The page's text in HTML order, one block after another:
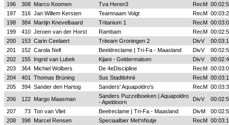
196
308 Marco Koomen Tva Heren3 RecM
197
316 Jan Willem Kersten Teamnaam Volgt RecM
198
384 Martijn Knevelbaard Tritanium 1 RecM
199
410 Jeroen van der Horst Rambam RecM
200
153 Carin Ceelaert Triteam Groningen 2 DivV
201
152 Carola Nell Beeldreclame | Tri-Fa - Maasland DivV
202
155 Ingrid van Lubek Kijani - Geldermalsen DivV
203
364 Michiel Wolbers De 4eDiscipline RecM
204
401 Thomas Brüning Sus Stadtlohnii RecM
205
394 Sander den Hartog Sanders' Aquapoldro's RecM
206
122 Margo Maasman
Sanders Puzzelboeken | Aquapoldro
- Apeldoorn
DivV
207
73 Ton van Vliet Beelreclame | Tri-Fa - Maasland DivM
208
398 Marcel Rensen Speciaalbier Met'nNutje RecM